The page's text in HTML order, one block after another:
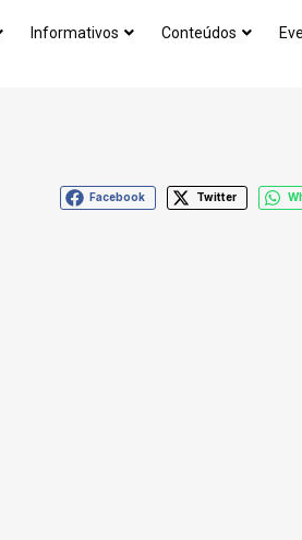
Informativos Conteúdos
Facebook Twitter